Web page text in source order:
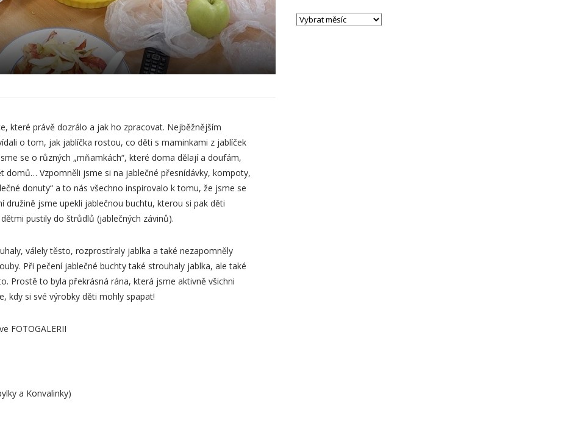
které právě dozrálo a jak ho zpracovat. Nejběžnějším
o tom, jak jablíčka rostou, co děti s maminkami z jablíček
se o různých „mňamkách“, které doma dělají a doufám,
domů… Vzpomněli jsme si na jablečné přesnídávky, kompoty,
donuty“ a to nás všechno inspirovalo k tomu, že jsme se
družině jsme upekli jablečnou buchtu, kterou si pak děti
pustily do štrůdlů (jablečných závinů).
válely těsto, rozprostíraly jablka a také nezapomněly
Při pečení jablečné buchty také strouhaly jablka, ale také
Prostě to byla překrásná rána, která jsme aktivně všichni
kdy si své výrobky děti mohly spapat!
FOTOGALERII
a Konvalinky)